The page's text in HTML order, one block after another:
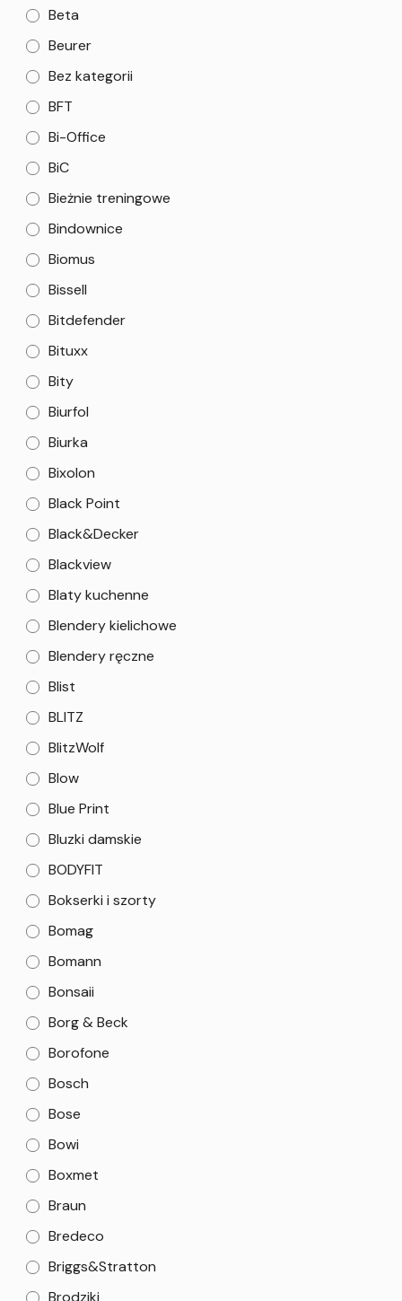
Beta
Beurer
Bez kategorii
BFT
Bi-Office
BiC
Bieżnie treningowe
Bindownice
Biomus
Bissell
Bitdefender
Bituxx
Bity
Biurfol
Biurka
Bixolon
Black Point
Black&Decker
Blackview
Blaty kuchenne
Blendery kielichowe
Blendery ręczne
Blist
BLITZ
BlitzWolf
Blow
Blue Print
Bluzki damskie
BODYFIT
Bokserki i szorty
Bomag
Bomann
Bonsaii
Borg & Beck
Borofone
Bosch
Bose
Bowi
Boxmet
Braun
Bredeco
Briggs&Stratton
Brodziki